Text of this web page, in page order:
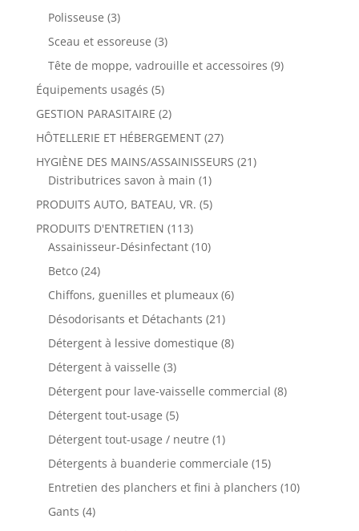
Polisseuse (3)
Sceau et essoreuse (3)
Tête de moppe, vadrouille et accessoires (9)
Équipements usagés (5)
GESTION PARASITAIRE (2)
HÔTELLERIE ET HÉBERGEMENT (27)
HYGIÈNE DES MAINS/ASSAINISSEURS (21)
Distributrices savon à main (1)
PRODUITS AUTO, BATEAU, VR. (5)
PRODUITS D'ENTRETIEN (113)
Assainisseur-Désinfectant (10)
Betco (24)
Chiffons, guenilles et plumeaux (6)
Désodorisants et Détachants (21)
Détergent à lessive domestique (8)
Détergent à vaisselle (3)
Détergent pour lave-vaisselle commercial (8)
Détergent tout-usage (5)
Détergent tout-usage / neutre (1)
Détergents à buanderie commerciale (15)
Entretien des planchers et fini à planchers (10)
Gants (4)